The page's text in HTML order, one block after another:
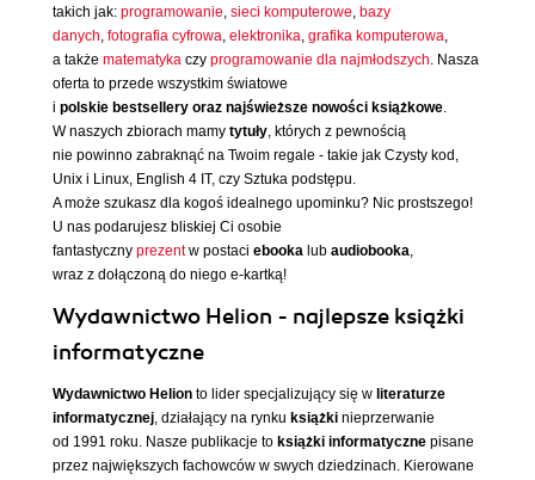
takich jak: programowanie, sieci komputerowe, bazy
danych, fotografia cyfrowa, elektronika, grafika komputerowa,
a także matematyka czy programowanie dla najmłodszych. Nasza
oferta to przede wszystkim światowe
i polskie bestsellery oraz najświeższe nowości książkowe.
W naszych zbiorach mamy tytuły, których z pewnością
nie powinno zabraknąć na Twoim regale - takie jak Czysty kod,
Unix i Linux, English 4 IT, czy Sztuka podstępu.
A może szukasz dla kogoś idealnego upominku? Nic prostszego!
U nas podarujesz bliskiej Ci osobie
fantastyczny prezentw postaci ebooka lub audiobooka,
wraz z dołączoną do niego e-kartką!
Wydawnictwo Helion - najlepsze książki
informatyczne
Wydawnictwo Helion to lider specjalizujący się w literaturze
informatycznej, działający na rynku książki nieprzerwanie
od 1991 roku. Nasze publikacje to książki informatyczne pisane
przez największych fachowców w swych dziedzinach. Kierowane